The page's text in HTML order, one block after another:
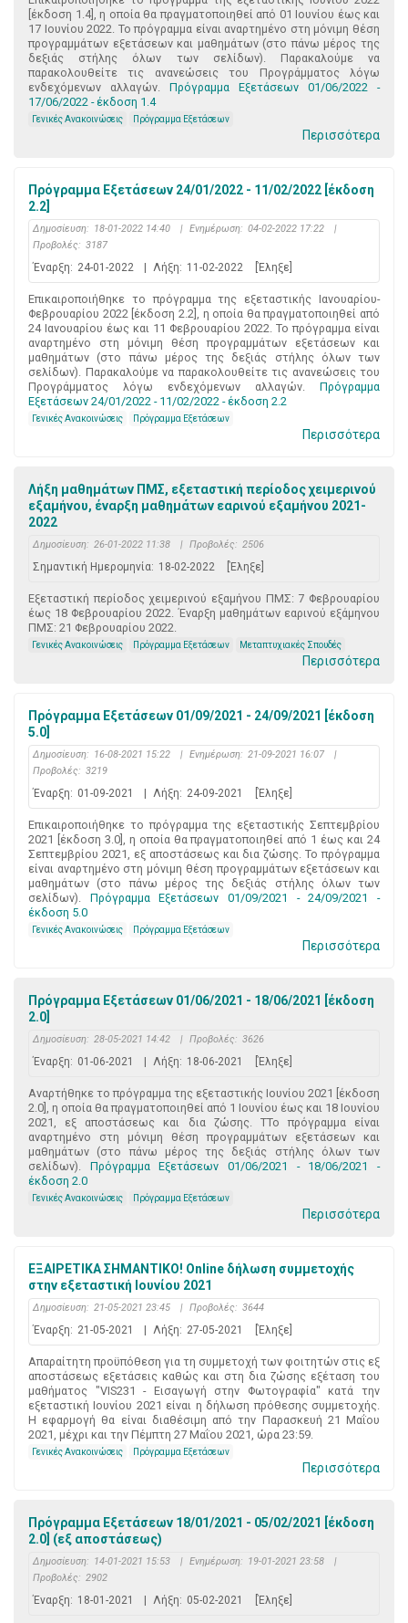
[έκδοση 1.4], η οποία θα πραγματοποιηθεί από 01 Ιουνίου έως και
17 Ιουνίου 2022. Το πρόγραμμα είναι αναρτημένο στη μόνιμη θέση
προγραμμάτων εξετάσεων και μαθημάτων (στο πάνω μέρος της
δεξιάς στήλης όλων των σελίδων). Παρακαλούμε να
παρακολουθείτε τις ανανεώσεις του Προγράμματος λόγω
ενδεχόμενων αλλαγών. Πρόγραμμα Εξετάσεων 01/06/2022 -
17/06/2022 - έκδοση 1.4
Γενικές Ανακοινώσεις Πρόγραμμα Εξετάσεων
Περισσότερα
Πρόγραμμα Εξετάσεων 24/01/2022 - 11/02/2022 [έκδοση
2.2]
Δημοσίευση: 18-01-2022 14:40 | Ενημέρωση: 04-02-2022 17:22
|
Προβολές: 3187
Έναρξη: 24-01-2022 | Λήξη: 11-02-2022 [Έληξε]
Επικαιροποιήθηκε το πρόγραμμα της εξεταστικής Ιανουαρίου-
Φεβρουαρίου 2022 [έκδοση 2.2], η οποία θα πραγματοποιηθεί από
24 Ιανουαρίου έως και 11 Φεβρουαρίου 2022. Το πρόγραμμα είναι
αναρτημένο στη μόνιμη θέση προγραμμάτων εξετάσεων και
μαθημάτων (στο πάνω μέρος της δεξιάς στήλης όλων των
σελίδων). Παρακαλούμε να παρακολουθείτε τις ανανεώσεις του
Προγράμματος λόγω ενδεχόμενων αλλαγών. Πρόγραμμα
Εξετάσεων 24/01/2022 - 11/02/2022 - έκδοση 2.2
Γενικές Ανακοινώσεις Πρόγραμμα Εξετάσεων
Περισσότερα
Λήξη μαθημάτων ΠΜΣ, εξεταστική περίοδος χειμερινού
εξαμήνου, έναρξη μαθημάτων εαρινού εξαμήνου 2021-
2022
Δημοσίευση: 26-01-2022 11:38 | Προβολές: 2506
Σημαντική Ημερομηνία: 18-02-2022 [Έληξε]
Εξεταστική περίοδος χειμερινού εξαμήνου ΠΜΣ: 7 Φεβρουαρίου
έως 18 Φεβρουαρίου 2022. Έναρξη μαθημάτων εαρινού εξάμηνου
ΠΜΣ: 21 Φεβρουαρίου 2022.
Γενικές Ανακοινώσεις Πρόγραμμα Εξετάσεων Μεταπτυχιακές Σπουδές
Περισσότερα
Πρόγραμμα Εξετάσεων 01/09/2021 - 24/09/2021 [έκδοση
5.0]
Δημοσίευση: 16-08-2021 15:22 | Ενημέρωση: 21-09-2021 16:07
|
Προβολές: 3219
Έναρξη: 01-09-2021 | Λήξη: 24-09-2021 [Έληξε]
Επικαιροποιήθηκε το πρόγραμμα της εξεταστικής Σεπτεμβρίου
2021 [έκδοση 3.0], η οποία θα πραγματοποιηθεί από 1 έως και 24
Σεπτεμβρίου 2021, εξ αποστάσεως και δια ζώσης. Το πρόγραμμα
είναι αναρτημένο στη μόνιμη θέση προγραμμάτων εξετάσεων και
μαθημάτων (στο πάνω μέρος της δεξιάς στήλης όλων των
σελίδων). Πρόγραμμα Εξετάσεων 01/09/2021 - 24/09/2021 -
έκδοση 5.0
Γενικές Ανακοινώσεις Πρόγραμμα Εξετάσεων
Περισσότερα
Πρόγραμμα Εξετάσεων 01/06/2021 - 18/06/2021 [έκδοση
2.0]
Δημοσίευση: 28-05-2021 14:42 | Προβολές: 3626
Έναρξη: 01-06-2021 | Λήξη: 18-06-2021 [Έληξε]
Αναρτήθηκε το πρόγραμμα της εξεταστικής Ιουνίου 2021 [έκδοση
2.0], η οποία θα πραγματοποιηθεί από 1 Ιουνίου έως και 18 Ιουνίου
2021, εξ αποστάσεως και δια ζώσης. ΤΤο πρόγραμμα είναι
αναρτημένο στη μόνιμη θέση προγραμμάτων εξετάσεων και
μαθημάτων (στο πάνω μέρος της δεξιάς στήλης όλων των
σελίδων). Πρόγραμμα Εξετάσεων 01/06/2021 - 18/06/2021 -
έκδοση 2.0
Γενικές Ανακοινώσεις Πρόγραμμα Εξετάσεων
Περισσότερα
ΕΞΑΙΡΕΤΙΚΑ ΣΗΜΑΝΤΙΚΟ! Online δήλωση συμμετοχής
στην εξεταστική Ιουνίου 2021
Δημοσίευση: 21-05-2021 23:45 | Προβολές: 3644
Έναρξη: 21-05-2021 | Λήξη: 27-05-2021 [Έληξε]
Απαραίτητη προϋπόθεση για τη συμμετοχή των φοιτητών στις εξ
αποστάσεως εξετάσεις καθώς και στη δια ζώσης εξέταση του
μαθήματος "VIS231 - Εισαγωγή στην Φωτογραφία" κατά την
εξεταστική Ιουνίου 2021 είναι η δήλωση πρόθεσης συμμετοχής.
Η εφαρμογή θα είναι διαθέσιμη από την Παρασκευή 21 Μαΐου
2021, μέχρι και την Πέμπτη 27 Μαΐου 2021, ώρα 23:59.
Γενικές Ανακοινώσεις Πρόγραμμα Εξετάσεων
Περισσότερα
Πρόγραμμα Εξετάσεων 18/01/2021 - 05/02/2021 [έκδοση
2.0] (εξ αποστάσεως)
Δημοσίευση: 14-01-2021 15:53 | Ενημέρωση: 19-01-2021 23:58
|
Προβολές: 2902
Έναρξη: 18-01-2021 | Λήξη: 05-02-2021 [Έληξε]